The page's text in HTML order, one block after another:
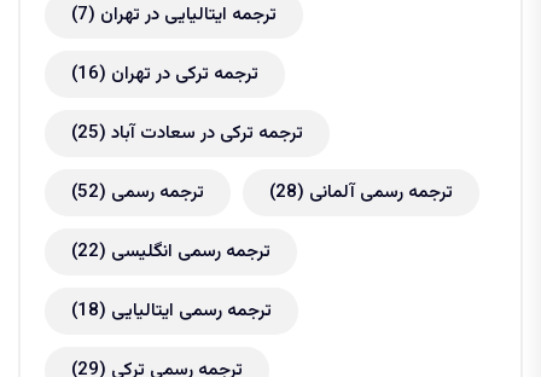
ترجمه ایتالیایی در تهران (7)
ترجمه ترکی در تهران (16)
ترجمه ترکی در سعادت آباد (25)
ترجمه رسمی (52) ترجمه رسمی آلمانی (28)
ترجمه رسمی انگلیسی (22)
ترجمه رسمی ایتالیایی (18)
ترجمه رسمی ترکی (29)